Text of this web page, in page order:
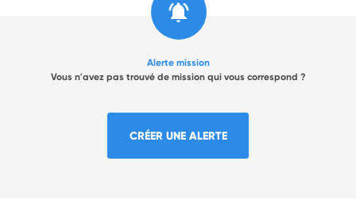
Alerte mission
Vous n'avez pas trouvé de mission qui vous correspond ?
CRÉER UNE ALERTE